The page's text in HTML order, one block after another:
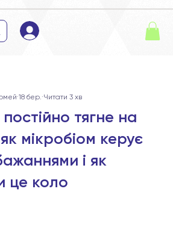
тягне на
мікробіом керує
і як
це коло
18 бер. Читати 3 хв
з 5 зірок.